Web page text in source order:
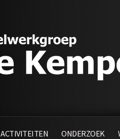
ACTIVITEITEN ONDERZOEK